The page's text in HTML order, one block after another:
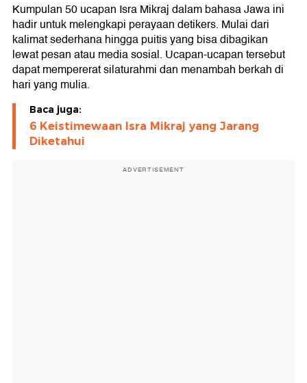
Kumpulan 50 ucapan Isra Mikraj dalam bahasa Jawa ini
hadir untuk melengkapi perayaan detikers. Mulai dari
kalimat sederhana hingga puitis yang bisa dibagikan
lewat pesan atau media sosial. Ucapan-ucapan tersebut
dapat mempererat silaturahmi dan menambah berkah di
hari yang mulia.
Baca juga:
6 Keistimewaan Isra Mikraj yang Jarang
Diketahui
ADVERTISEMENT